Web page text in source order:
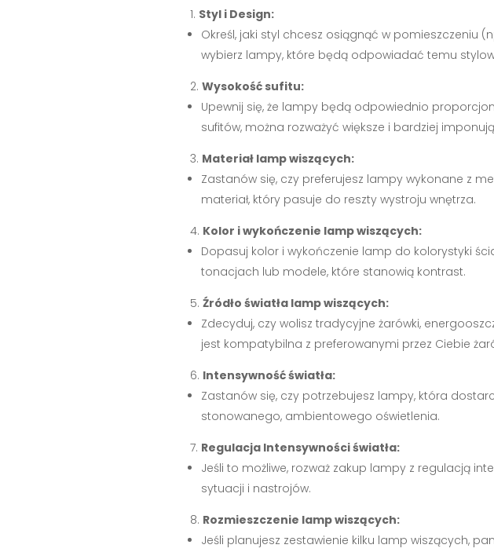
Styl i Design:
Określ, jaki styl chcesz osiągnąć w pomieszczeniu
wybierz lampy, które będą odpowiadać temu
Wysokość sufitu:
Upewnij się, że lampy będą odpowiednio
sufitów, można rozważyć większe i bardziej
Materiał lamp wiszących:
Zastanów się, czy preferujesz lampy wykonane z
materiał, który pasuje do reszty wystroju wnętrza.
Kolor i wykończenie lamp wiszących:
Dopasuj kolor i wykończenie lamp do kolorystyki
tonacjach lub modele, które stanowią kontrast.
Źródło światła lamp wiszących:
Zdecyduj, czy wolisz tradycyjne żarówki,
jest kompatybilna z preferowanymi przez Ciebie
Intensywność światła:
Zastanów się, czy potrzebujesz lampy, która
stonowanego, ambientowego oświetlenia.
Regulacja Intensywności światła:
Jeśli to możliwe, rozważ zakup lampy z regulacją
sytuacji i nastrojów.
Rozmieszczenie lamp wiszących:
Jeśli planujesz zestawienie kilku lamp wiszących,